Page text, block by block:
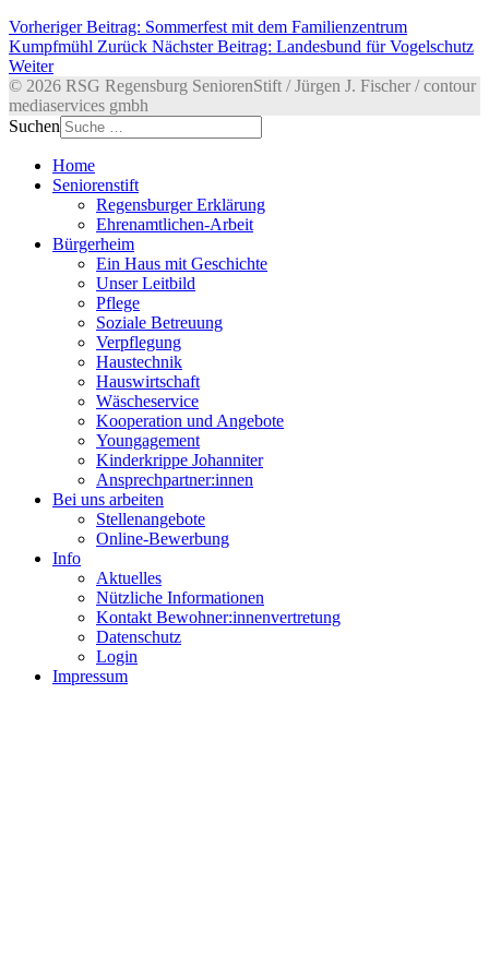
Vorheriger Beitrag: Sommerfest mit dem Familienzentrum
Kumpfmühl Zurück Nächster Beitrag: Landesbund für Vogelschutz
Weiter
© 2026 RSG Regensburg SeniorenStift / Jürgen J. Fischer / contour
mediaservices gmbh
Suchen
Home
Seniorenstift
Regensburger Erklärung
Ehrenamtlichen-Arbeit
Bürgerheim
Ein Haus mit Geschichte
Unser Leitbild
Pflege
Soziale Betreuung
Verpflegung
Haustechnik
Hauswirtschaft
Wäscheservice
Kooperation und Angebote
Youngagement
Kinderkrippe Johanniter
Ansprechpartner:innen
Bei uns arbeiten
Stellenangebote
Online-Bewerbung
Info
Aktuelles
Nützliche Informationen
Kontakt Bewohner:innenvertretung
Datenschutz
Login
Impressum